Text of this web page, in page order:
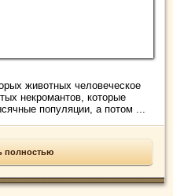
животных человеческое
некромантов, которые
популяции, а потом ...
полностью